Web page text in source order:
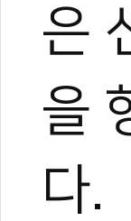
은
을
다.